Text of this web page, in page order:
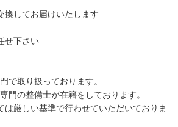
換してお届けいたします
せ下さい
で取り扱っております。
門の整備士が在籍をしております。
は厳しい基準で行わせていただいておりま